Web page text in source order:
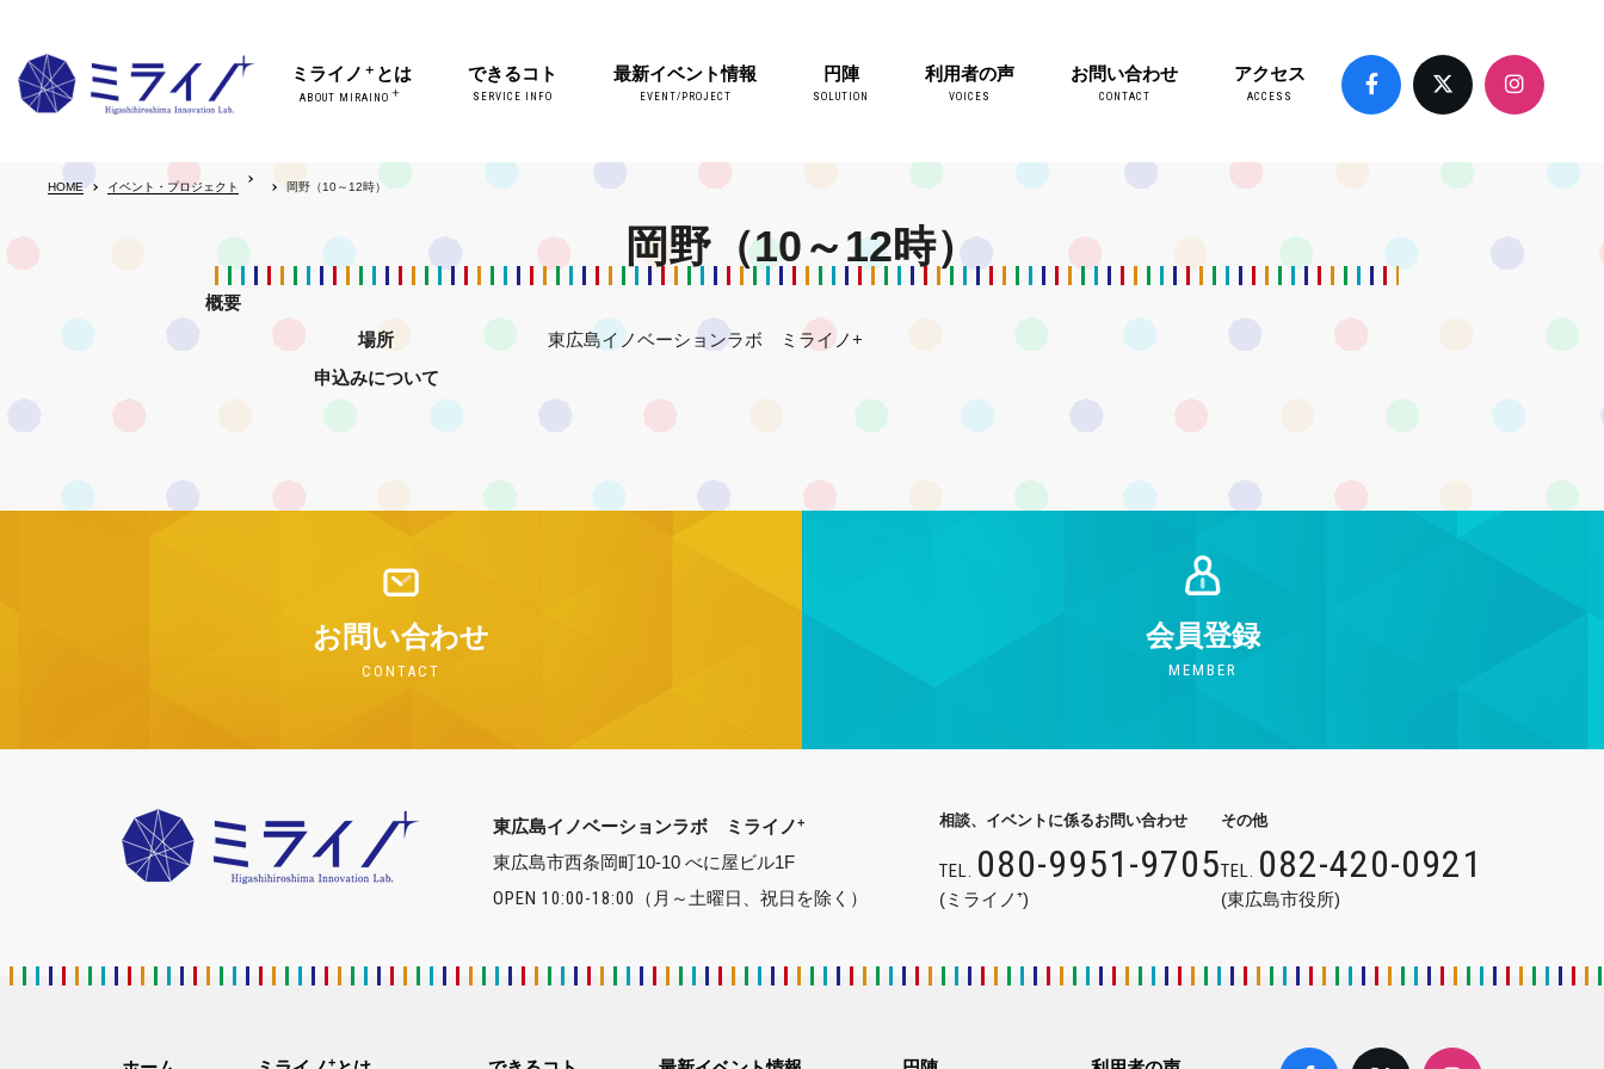
ミライノ ＋ とは
ABOUT MIRAINO ＋
できるコト
SERVICE INFO
最新イベント情報
EVENT/PROJECT
円陣
SOLUTION
利用者の声
VOICES
お問い合わせ
CONTACT
アクセス
ACCESS
HOME イベント・プロジェクト 岡野（10～12時）
岡野（10～12時）
概要
場所
東広島イノベーションラボ ミライノ+
申込みについて
お問い合わせ
CONTACT
会員登録
MEMBER
東広島イノベーションラボ ミライノ+
東広島市西条岡町10-10 べに屋ビル1F
OPEN 10:00-18:00 （月～土曜日、祝日を除く）
相談、イベントに係るお問い合わせ
TEL. 080-9951-9705
(ミライノ⁺)
その他
TEL. 082-420-0921
(東広島市役所)
+